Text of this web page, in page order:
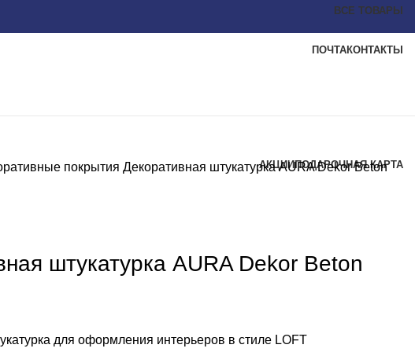
ВСЕ ТОВАРЫ
ПОЧТАКОНТАКТЫ
АКЦИИПОДАРОЧНАЯ КАРТА
покрытия Декоративная штукатурка AURA Dekor Beton
штукатурка AURA Dekor Beton
для оформления интерьеров в стиле LOFT